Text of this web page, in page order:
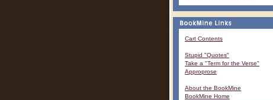
Cart Contents
Stupid "Quotes"
Take a "Term for the Verse"
Approprose
About the BookMine
BookMine Home